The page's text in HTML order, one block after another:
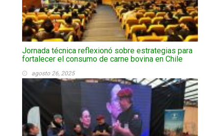
Jornada técnica reflexionó sobre estrategias para
fortalecer el consumo de carne bovina en Chile
agosto 26, 2025